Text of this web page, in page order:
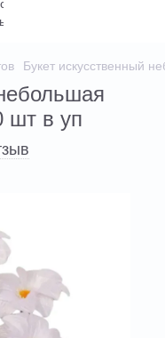
Букет искусственный
шт в уп